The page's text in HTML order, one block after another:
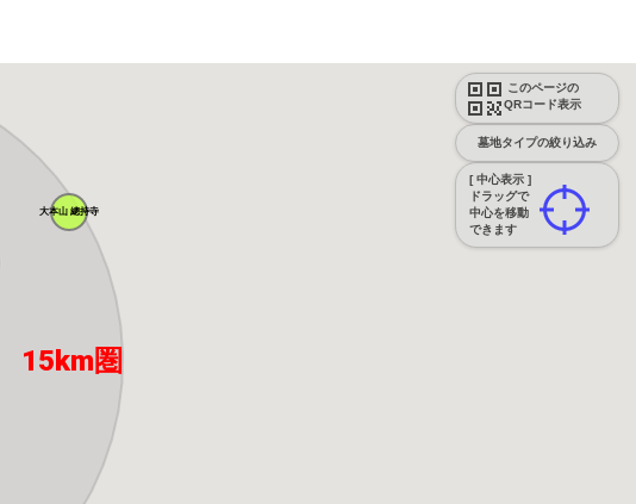
このページの
QRコード表示
墓地タイプの絞り込み
[ 中心表示 ]
ドラッグで
中心を移動
できます
大本山 總持寺
15km圏